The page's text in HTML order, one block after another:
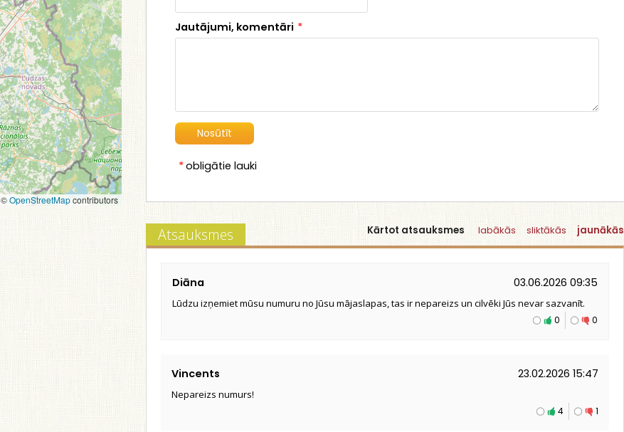
©OpenStreetMapcontributors
Jautājumi, komentāri *
*obligātie lauki
Kārtot atsauksmes labākās sliktākās jaunākās
Atsauksmes
Diāna 03.06.2026 09:35
Lūdzu izņemiet mūsu numuru no Jūsu mājaslapas, tas ir nepareizs un cilvēki Jūs nevar sazvanīt.
0
0
Vincents 23.02.2026 15:47
Nepareizs numurs!
1
4